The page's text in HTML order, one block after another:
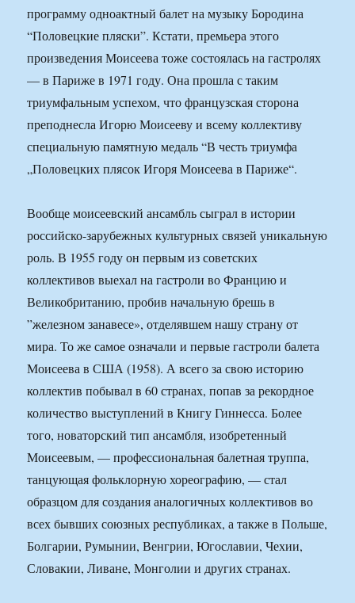
программу одноактный балет на музыку Бородина
“Половецкие пляски”. Кстати, премьера этого
произведения Моисеева тоже состоялась на гастролях
— в Париже в 1971 году. Она прошла с таким
триумфальным успехом, что французская сторона
преподнесла Игорю Моисееву и всему коллективу
специальную памятную медаль “В честь триумфа
„Половецких плясок Игоря Моисеева в Париже“.
Вообще моисеевский ансамбль сыграл в истории
российско-зарубежных культурных связей уникальную
роль. В 1955 году он первым из советских
коллективов выехал на гастроли во Францию и
Великобританию, пробив начальную брешь в
”железном занавесе», отделявшем нашу страну от
мира. То же самое означали и первые гастроли балета
Моисеева в США (1958). А всего за свою историю
коллектив побывал в 60 странах, попав за рекордное
количество выступлений в Книгу Гиннесса. Более
того, новаторский тип ансамбля, изобретенный
Моисеевым, — профессиональная балетная труппа,
танцующая фольклорную хореографию, — стал
образцом для создания аналогичных коллективов во
всех бывших союзных республиках, а также в Польше,
Болгарии, Румынии, Венгрии, Югославии, Чехии,
Словакии, Ливане, Монголии и других странах.